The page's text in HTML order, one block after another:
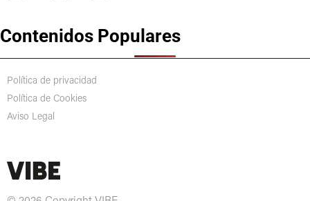
Contenidos Populares
Política de privacidad
Política de Cookies
Aviso Legal